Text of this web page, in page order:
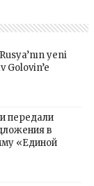
yeni
Golovin’e
передали
в
«Единой